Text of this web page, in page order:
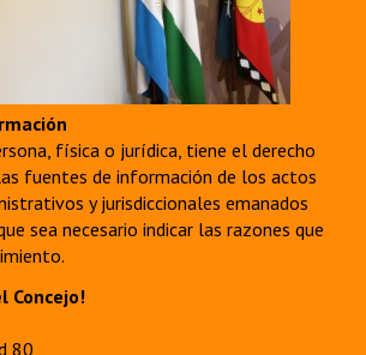
física o jurídica, tiene el derecho
fuentes de información de los actos
y jurisdiccionales emanados
sea necesario indicar las razones que
Concejo!
80